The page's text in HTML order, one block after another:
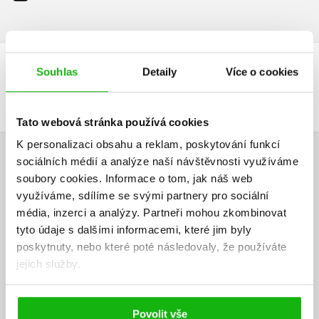
Souhlas Detaily Více o cookies
Tato webová stránka používá cookies
K personalizaci obsahu a reklam, poskytování funkcí
sociálních médií a analýze naší návštěvnosti využíváme
soubory cookies. Informace o tom, jak náš web
využíváme, sdílíme se svými partnery pro sociální
média, inzerci a analýzy. Partneři mohou zkombinovat
tyto údaje s dalšími informacemi, které jim byly
poskytnuty, nebo které poté následovaly, že používáte
jejich služby.
Povolit vše
DALŠÍ TITULY Z ŘADY "PYŽAMASKY"
HODNOCENÍ ČTENÁŘŮ
V současné době nejsou vytvořena žádná uživatelská hodnocení.
Vaše hodnocení
Uživatelskou recenzi mohou vkládat pouze registrovaní uživatelé
Přihlásit